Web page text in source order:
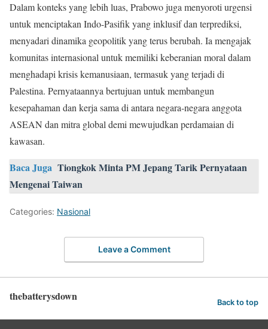
Dalam konteks yang lebih luas, Prabowo juga menyoroti urgensi
untuk menciptakan Indo-Pasifik yang inklusif dan terprediksi,
menyadari dinamika geopolitik yang terus berubah. Ia mengajak
komunitas internasional untuk memiliki keberanian moral dalam
menghadapi krisis kemanusiaan, termasuk yang terjadi di
Palestina. Pernyataannya bertujuan untuk membangun
kesepahaman dan kerja sama di antara negara-negara anggota
ASEAN dan mitra global demi mewujudkan perdamaian di
kawasan.
Baca Juga Tiongkok Minta PM Jepang Tarik Pernyataan
Mengenai Taiwan
Categories: Nasional
Leave a Comment
thebatterysdown Back to top